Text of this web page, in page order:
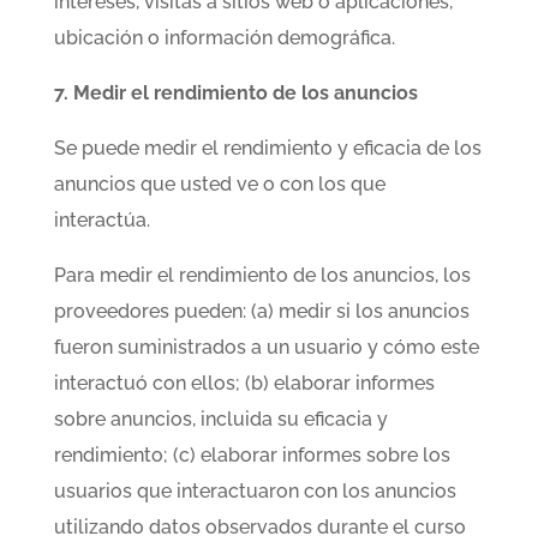
ubicación o información demográfica.
7. Medir el rendimiento de los anuncios
Se puede medir el rendimiento y eficacia de los
anuncios que usted ve o con los que
interactúa.
Para medir el rendimiento de los anuncios, los
proveedores pueden: (a) medir si los anuncios
fueron suministrados a un usuario y cómo este
interactuó con ellos; (b) elaborar informes
sobre anuncios, incluida su eficacia y
rendimiento; (c) elaborar informes sobre los
usuarios que interactuaron con los anuncios
utilizando datos observados durante el curso